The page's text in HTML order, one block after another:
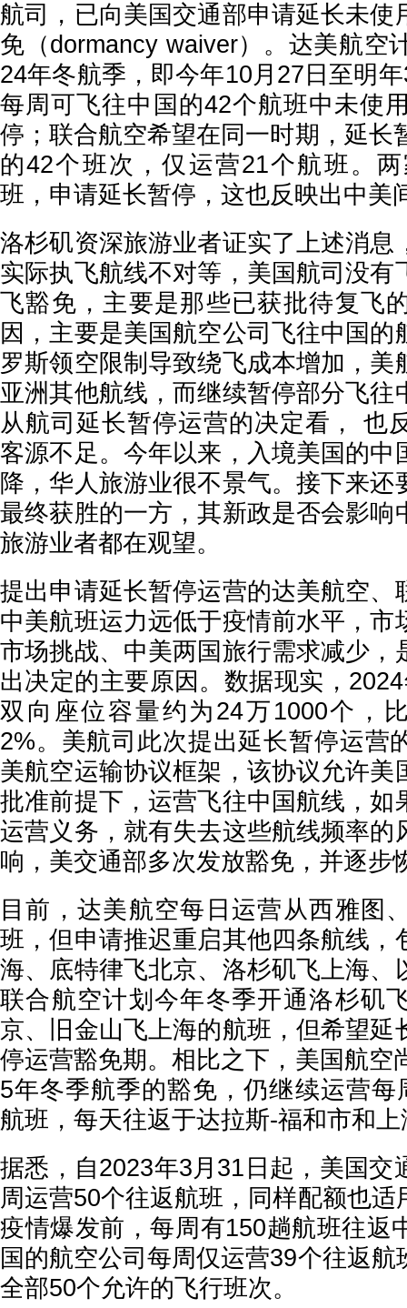
航司，已向美国交通部申请延长未使
免（dormancy waiver）。达美航空
24年冬航季，即今年10月27日至明
每周可飞往中国的42个航班中未使
停；联合航空希望在同一时期，延长
的42个班次，仅运营21个航班。
班，申请延长暂停，这也反映出中美
洛杉矶资深旅游业者证实了上述消息
实际执飞航线不对等，美国航司没有
飞豁免，主要是那些已获批待复飞
因，主要是美国航空公司飞往中国的
罗斯领空限制导致绕飞成本增加，美
亚洲其他航线，而继续暂停部分飞往
从航司延长暂停运营的决定看， 也
客源不足。今年以来，入境美国的中
降，华人旅游业很不景气。接下来还
最终获胜的一方，其新政是否会影响
旅游业者都在观望。
提出申请延长暂停运营的达美航空、
中美航班运力远低于疫情前水平，市
市场挑战、中美两国旅行需求减少，
出决定的主要原因。数据现实，
双向座位容量约为24万1000个，
2%。美航司此次提出延长暂停运营
美航空运输协议框架，该协议允许美
批准前提下，运营飞往中国航线，如
运营义务，就有失去这些航线频率的
响，美交通部多次发放豁免，并逐步
目前，达美航空每日运营从西雅图
班，但申请推迟重启其他四条航线，
海、底特律飞北京、洛杉矶飞上海、
联合航空计划今年冬季开通洛杉矶
京、旧金山飞上海的航班，但希望延
停运营豁免期。相比之下，美国航空
5年冬季航季的豁免，仍继续运营每
航班，每天往返于达拉斯-福和市和
据悉，自2023年3月31日起，美国交
周运营50个往返航班，同样配额也适
疫情爆发前，每周有150趟航班往返
国的航空公司每周仅运营39个往返
全部50个允许的飞行班次。